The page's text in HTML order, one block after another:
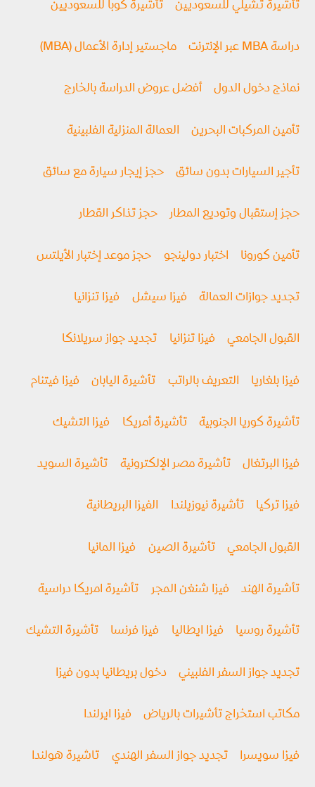
تأشيرة تشيلي للسعوديين تأشيرة كوبا للسعوديين
دراسة MBA عبر الإنترنت ماجستير إدارة الأعمال (MBA)
نماذج دخول الدول أفضل عروض الدراسة بالخارج
تأمين المركبات البحرين العمالة المنزلية الفلبينية
تأجير السيارات بدون سائق حجز إيجار سيارة مع سائق
حجز إستقبال وتوديع المطار حجز تذاكر القطار
تأمين كورونا اختبار دولينجو حجز موعد إختبار الأيلتس
تجديد جوازات العمالة فيزا سيشل فيزا تنزانيا
القبول الجامعي فيزا تنزانيا تجديد جواز سريلانكا
فيزا بلغاريا التعريف بالراتب تأشيرة اليابان فيزا فيتنام
تأشيرة كوريا الجنوبية تأشيرة أمريكا فيزا التشيك
فيزا البرتغال تأشيرة مصر الإلكترونية تأشيرة السويد
فيزا تركيا تأشيرة نيوزيلندا الفيزا البريطانية
القبول الجامعي تأشيرة الصين فيزا المانيا
تأشيرة الهند فيزا شنغن المجر تأشيرة امريكا دراسية
تأشيرة روسيا فیزا ايطاليا فيزا فرنسا تأشيرة التشيك
تجديد جواز السفر الفلبيني دخول بريطانيا بدون فيزا
مكاتب استخراج تأشيرات بالرياض فيزا ايرلندا
فيزا سويسرا تجديد جواز السفر الهندي تاشيرة هولندا